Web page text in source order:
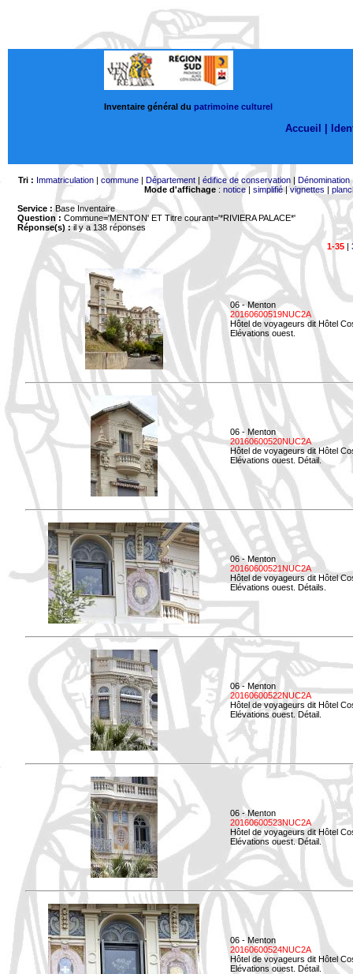
Inventaire général du patrimoine culturel
Accueil |
Tri : Immatriculation| commune| Département| édifice de conservation| Dénomination
Mode d'affichage: notice| simplifié|vignettes |
Service : Base Inventaire
Question : Commune='MENTON' ET Titre courant='*RIVIERA PALACE*'
Réponse(s) :il y a 138 réponses
1-35|
06 - Menton
20160600519NUC2A
Hôtel de voyageurs dit Hôtel
Elévations ouest.
06 - Menton
20160600520NUC2A
Hôtel de voyageurs dit Hôtel
Elévations ouest. Détail.
06 - Menton
20160600521NUC2A
Hôtel de voyageurs dit Hôtel
Elévations ouest. Détails.
06 - Menton
20160600522NUC2A
Hôtel de voyageurs dit Hôtel
Elévations ouest. Détail.
06 - Menton
20160600523NUC2A
Hôtel de voyageurs dit Hôtel
Elévations ouest. Détail.
06 - Menton
20160600524NUC2A
Hôtel de voyageurs dit Hôtel
Elévations ouest. Détail.